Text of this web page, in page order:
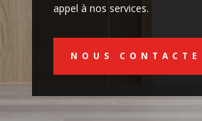
appel à nos services.
NOUS